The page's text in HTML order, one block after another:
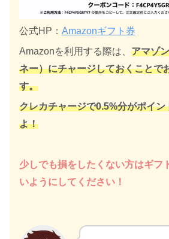
公式HP： Amazonギフト券
Amazonを利用する際は、 アマゾ
ネー）にチャージしておくことで
す。
クレカチャージで0.5%分がポイン
よ！
少しでも損をしたくない方はギフ
いようにしてください！